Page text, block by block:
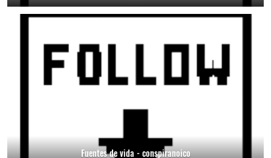
Fuentes de vida - conspiranoico